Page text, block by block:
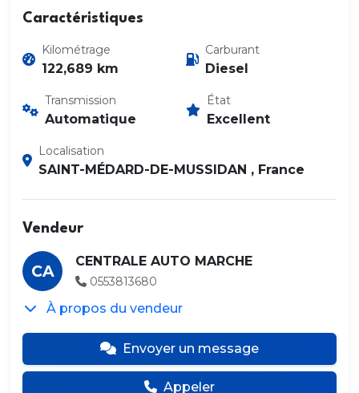
Caractéristiques
Kilométrage
122,689 km
Carburant
Diesel
Transmission
Automatique
État
Excellent
Localisation
SAINT-MÉDARD-DE-MUSSIDAN , France
Vendeur
CA
CENTRALE AUTO MARCHE
0553813680
À propos du vendeur
Envoyer un message
Appeler